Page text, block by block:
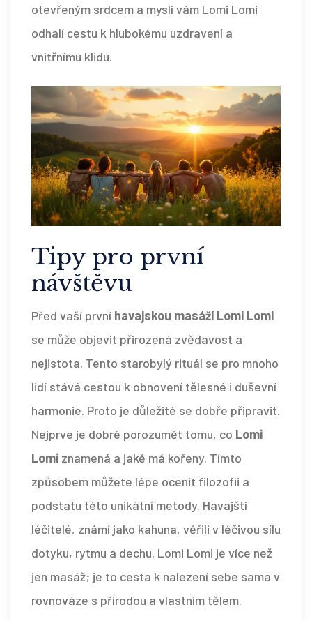
otevřeným srdcem a myslí vám Lomi Lomi
odhalí cestu k hlubokému uzdravení a
vnitřnímu klidu.
Tipy pro první
návštěvu
Před vaší první havajskou masáží Lomi Lomi
se může objevit přirozená zvědavost a
nejistota. Tento starobylý rituál se pro mnoho
lidí stává cestou k obnovení tělesné i duševní
harmonie. Proto je důležité se dobře připravit.
Nejprve je dobré porozumět tomu, co Lomi
Lomi znamená a jaké má kořeny. Tímto
způsobem můžete lépe ocenit filozofii a
podstatu této unikátní metody. Havajští
léčitelé, známí jako kahuna, věřili v léčivou sílu
dotyku, rytmu a dechu. Lomi Lomi je více než
jen masáž; je to cesta k nalezení sebe sama v
rovnováze s přírodou a vlastním tělem.